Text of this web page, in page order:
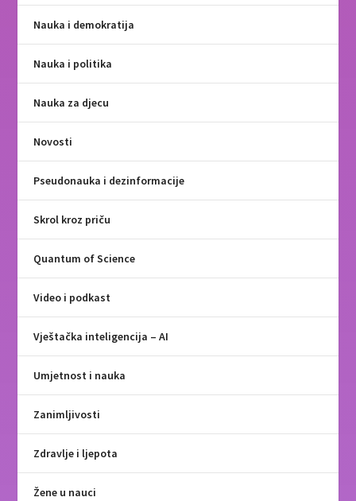
Nauka i demokratija
Nauka i politika
Nauka za djecu
Novosti
Pseudonauka i dezinformacije
Skrol kroz priču
Quantum of Science
Video i podkast
Vještačka inteligencija – AI
Umjetnost i nauka
Zanimljivosti
Zdravlje i ljepota
Žene u nauci